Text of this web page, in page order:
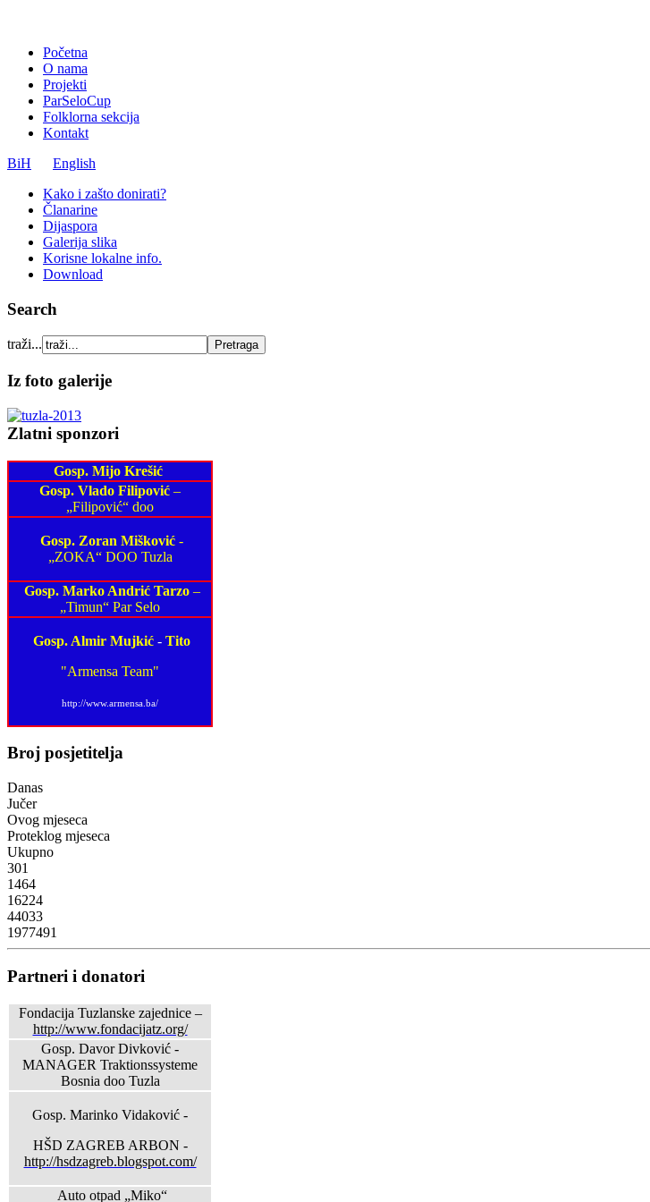
Početna
O nama
Projekti
ParSeloCup
Folklorna sekcija
Kontakt
BiH
English
Kako i zašto donirati?
Članarine
Dijaspora
Galerija slika
Korisne lokalne info.
Download
Search
traži...
Iz foto galerije
Zlatni sponzori
Gosp. Mijo Krešić
Gosp. Vlado Filipović –
„Filipović“ doo
Gosp. Zoran Mišković -
„ZOKA“ DOO Tuzla
Gosp. Marko Andrić Tarzo–
„Timun“ Par Selo
Gosp. Almir Mujkić - Tito
"Armensa Team"
http://www.armensa.ba/
Broj posjetitelja
Danas
Jučer
Ovog mjeseca
Proteklog mjeseca
Ukupno
301
1464
16224
44033
1977491
Partneri i donatori
Fondacija Tuzlanske zajednice –
http://www.fondacijatz.org/
Gosp. Davor Divković -
MANAGER Traktionssysteme
Bosnia doo Tuzla
Gosp. Marinko Vidaković -
HŠD ZAGREB ARBON -
http://hsdzagreb.blogspot.com/
Auto otpad „Miko“